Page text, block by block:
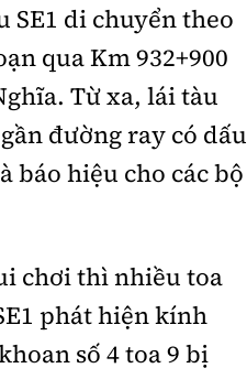
SE1 di chuyển theo
qua Km 932+900
Từ xa, lái tàu
đường ray có dấu
báo hiệu cho các bộ
chơi thì nhiều toa
phát hiện kính
số 4 toa 9 bị